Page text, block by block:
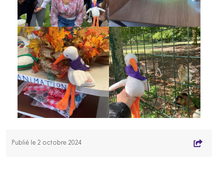
Publié le 2 octobre 2024